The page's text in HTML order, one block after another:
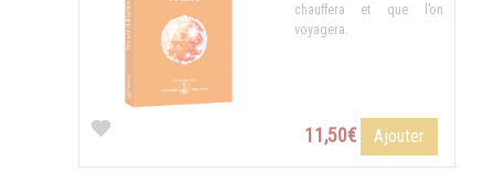
chauffera et que l’on
voyagera.
11,50€ Ajouter